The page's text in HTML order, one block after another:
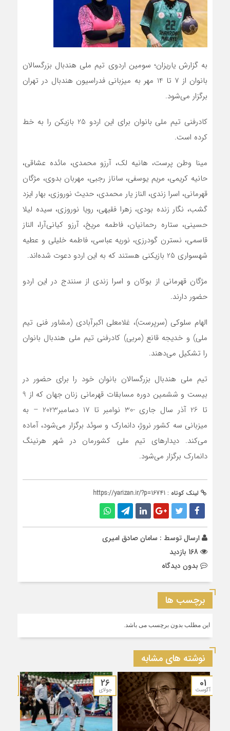
به گزارش یاریزان؛ سومین اردوی تیم ملی هندبال بزرگسالان
بانوان از 7 تا 14 مهر به میزبانی فدراسیون هندبال در تهران
برگزار می‌شود.
کادرفنی تیم ملی بانوان برای این اردو 25 بازیکن را به خط
کرده است.
مینا وطن پرست، هانیه لك، آرزو محمدی، مائده عشاقی،
حانیه كریمی، مریم یوسفی، ساناز رجبی، مهربان بدوی، مژگان
قهرمانی، اسرا زندی، الناز یار محمدی، حدیث نوروزی، بهار ایزد
گشب، نگار زنده بودی، زهرا فقیهی، رویا نوروزی، سیده لیلا
حسینی، ستاره رحمانیان، فاطمه مریخ، آرزو كیانی‌آرا، الناز
قاسمی، نسترن گودرزی، نوریه عباسی، فاطمه خلیلی و عطیه
شهسواری 25 بازیکنی هستند که به این اردو دعوت شده‌اند.
مژگان قهرمانی از بوکان و اسرا زندی از سنندج در این اردو
حضور دارند.
الهام سلوكی (سرپرست)، غلامعلی اكبرآبادی (مشاور فنی تیم
ملی) و خدیجه قانع (مربی) کادرفنی تیم ملی هندبال بانوان
را تشکیل می‌دهند.
تیم ملی هندبال بزرگسالان بانوان خود را برای حضور در
بیست و ششمین دوره مسابقات قهرمانی زنان جهان که از 9
تا 26 آذر سال جاری -30 نوامبر تا 17 دسامبر2023 – به
میزبانی سه کشور نروژ، دانمارک و سوئد برگزار می‌شود، آماده
می‌کند. دیدارهای تیم ملی کشورمان در شهر هرنینگ
دانمارک برگزار می‌شود.
لینک کوتاه : https://yarizan.ir/?p=16741
ارسال توسط : سامان صادق امیری
بدون دیدگاه
برچسب ها
این مطلب بدون برچسب می باشد.
نوشته های مشابه
01
آگوست 26
جولای